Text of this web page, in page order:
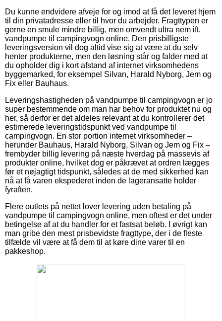
Du kunne endvidere afveje for og imod at få det leveret hjem
til din privatadresse eller til hvor du arbejder. Fragttypen er
gerne en smule mindre billig, men omvendt ultra nem ift.
vandpumpe til campingvogn online. Den prisbilligste
leveringsversion vil dog altid vise sig at være at du selv
henter produkterne, men den løsning står og falder med at
du opholder dig i kort afstand af internet virksomhedens
byggemarked, for eksempel Silvan, Harald Nyborg, Jem og
Fix eller Bauhaus.
Leveringshastigheden på vandpumpe til campingvogn er jo
super bestemmende om man har behov for produktet nu og
her, så derfor er det aldeles relevant at du kontrollerer det
estimerede leveringstidspunkt ved vandpumpe til
campingvogn. En stor portion internet virksomheder –
herunder Bauhaus, Harald Nyborg, Silvan og Jem og Fix –
frembyder billig levering på næste hverdag på massevis af
produkter online, hvilket dog er påkrævet at ordren lægges
før et nøjagtigt tidspunkt, således at de med sikkerhed kan
nå at få varen ekspederet inden de lageransatte holder
fyraften.
Flere outlets på nettet lover levering uden betaling på
vandpumpe til campingvogn online, men oftest er det under
betingelse af at du handler for et fastsat beløb. I øvrigt kan
man gribe den mest prisbevidste fragttype, der i de fleste
tilfælde vil være at få dem til at køre dine varer til en
pakkeshop.